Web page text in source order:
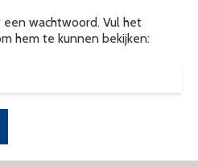
wachtwoord. Vul het
hem te kunnen bekijken: